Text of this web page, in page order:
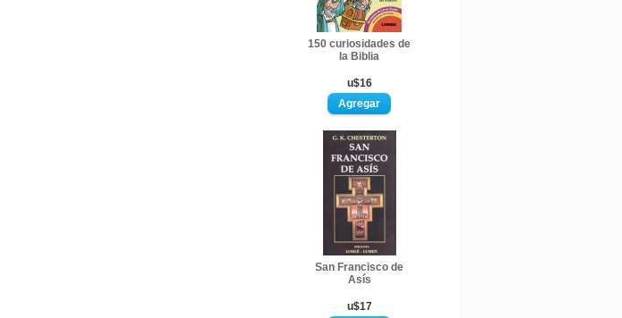
150 curiosidades de
la Biblia
u$16
San Francisco de
Asís
u$17